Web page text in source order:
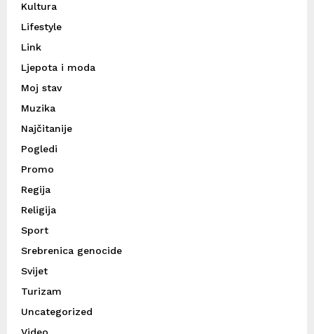
Kultura
Lifestyle
Link
Ljepota i moda
Moj stav
Muzika
Najčitanije
Pogledi
Promo
Regija
Religija
Sport
Srebrenica genocide
Svijet
Turizam
Uncategorized